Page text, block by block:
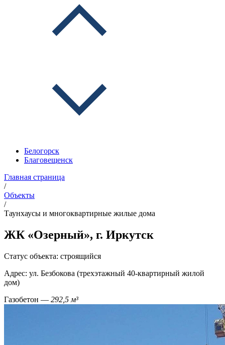
Белогорск
Благовещенск
Главная страница
/
Объекты
/
Таунхаусы и многоквартирные жилые дома
ЖК «Озерный», г. Иркутск
Статус объекта: строящийся
Адрес: ул. Безбокова (трехэтажный 40-квартирный жилой
дом)
Газобетон — 292,5 м³